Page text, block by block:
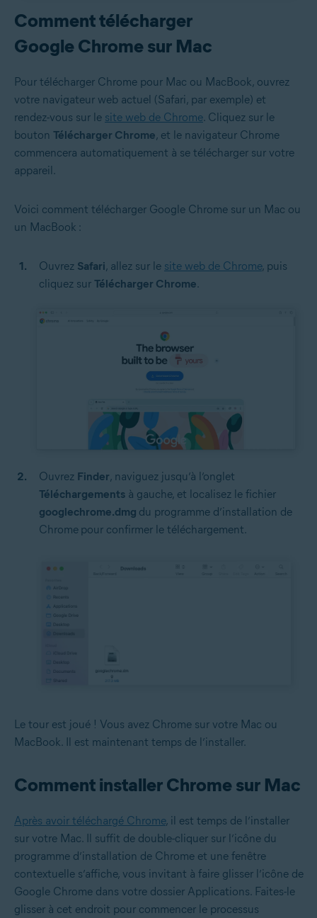
Comment télécharger
Google Chrome sur Mac
Pour télécharger Chrome pour Mac ou MacBook, ouvrez
votre navigateur web actuel (Safari, par exemple) et
rendez-vous sur le site web de Chrome. Cliquez sur le
bouton Télécharger Chrome, et le navigateur Chrome
commencera automatiquement à se télécharger sur votre
appareil.
Voici comment télécharger Google Chrome sur un Mac ou
un MacBook :
Ouvrez Safari, allez sur le site web de Chrome, puis
cliquez sur Télécharger Chrome.
Ouvrez Finder, naviguez jusqu’à l’onglet
Téléchargements à gauche, et localisez le fichier
googlechrome.dmg du programme d’installation de
Chrome pour confirmer le téléchargement.
Le tour est joué ! Vous avez Chrome sur votre Mac ou
MacBook. Il est maintenant temps de l’installer.
Comment installer Chrome sur Mac
Après avoir téléchargé Chrome, il est temps de l’installer
sur votre Mac. Il suffit de double-cliquer sur l’icône du
programme d’installation de Chrome et une fenêtre
contextuelle s’affiche, vous invitant à faire glisser l’icône de
Google Chrome dans votre dossier Applications. Faites-le
glisser à cet endroit pour commencer le processus